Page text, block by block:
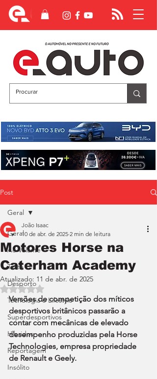
Post
Geral
Ao Volante
Teste
Desporto
Tecnologia e Lifestyle
Superdesportivos
Híbridos
Reportagem
Insólito
Geral
Motores Horse na
Caterham Academy
João Isaac
10 de abr. de 2025 2 min de leitura
Atualizado: 11 de abr. de 2025
Avaliado com NaN de 5 estrelas.
Versões de competição dos míticos
desportivos britânicos passarão a
contar com mecânicas de elevado
desempenho produzidas pela Horse
Technologies, empresa propriedade
de Renault e Geely.